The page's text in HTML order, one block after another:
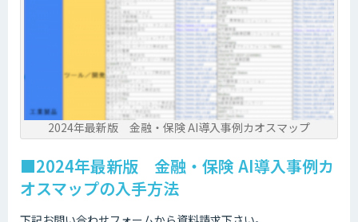
2024年最新版 金融・保険 AI導入事例カオスマップ
■2024年最新版 金融・保険 AI導入事例カ
オスマップの入手方法